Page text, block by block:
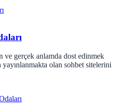
ve gerçek anlamda dost edinmek
olan sohbet sitelerini